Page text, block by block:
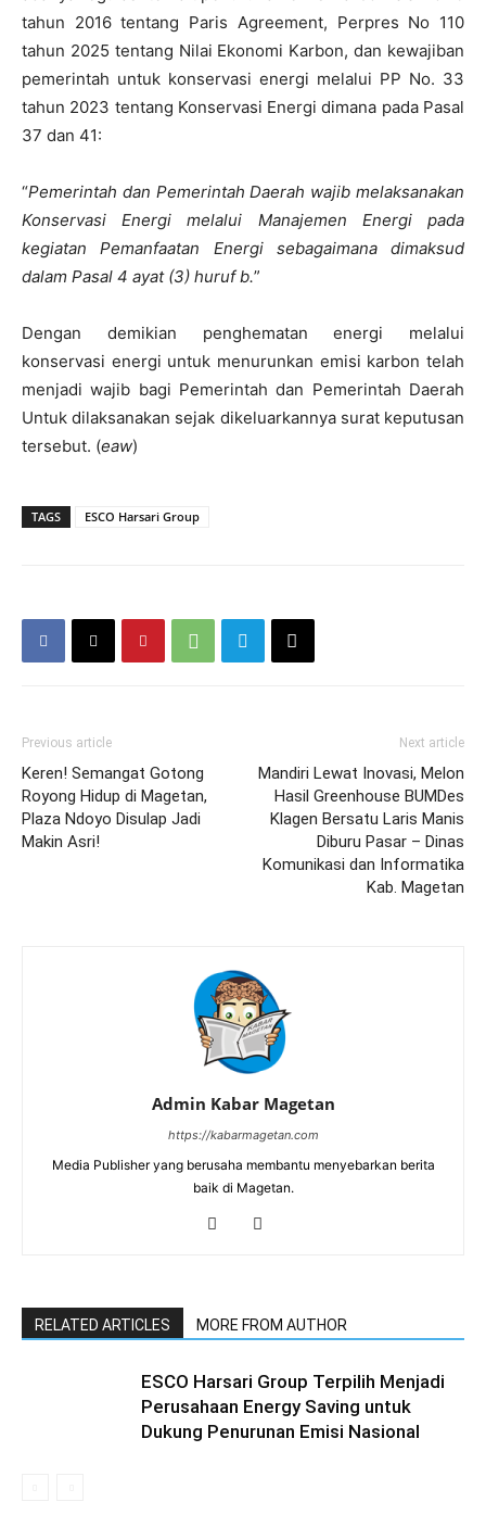
tahun 2016 tentang Paris Agreement, Perpres No 110
tahun 2025 tentang Nilai Ekonomi Karbon, dan kewajiban
pemerintah untuk konservasi energi melalui PP No. 33
tahun 2023 tentang Konservasi Energi dimana pada Pasal
37 dan 41:
“Pemerintah dan Pemerintah Daerah wajib melaksanakan
Konservasi Energi melalui Manajemen Energi pada
kegiatan Pemanfaatan Energi sebagaimana dimaksud
dalam Pasal 4 ayat (3) huruf b.”
Dengan demikian penghematan energi melalui
konservasi energi untuk menurunkan emisi karbon telah
menjadi wajib bagi Pemerintah dan Pemerintah Daerah
Untuk dilaksanakan sejak dikeluarkannya surat keputusan
tersebut. (eaw)
TAGS ESCO Harsari Group
Previous article
Keren! Semangat Gotong
Royong Hidup di Magetan,
Plaza Ndoyo Disulap Jadi
Makin Asri!
Next article
Mandiri Lewat Inovasi, Melon
Hasil Greenhouse BUMDes
Klagen Bersatu Laris Manis
Diburu Pasar – Dinas
Komunikasi dan Informatika
Kab. Magetan
Admin Kabar Magetan
https://kabarmagetan.com
Media Publisher yang berusaha membantu menyebarkan berita
baik di Magetan.
RELATED ARTICLES MORE FROM AUTHOR
ESCO Harsari Group Terpilih Menjadi
Perusahaan Energy Saving untuk
Dukung Penurunan Emisi Nasional